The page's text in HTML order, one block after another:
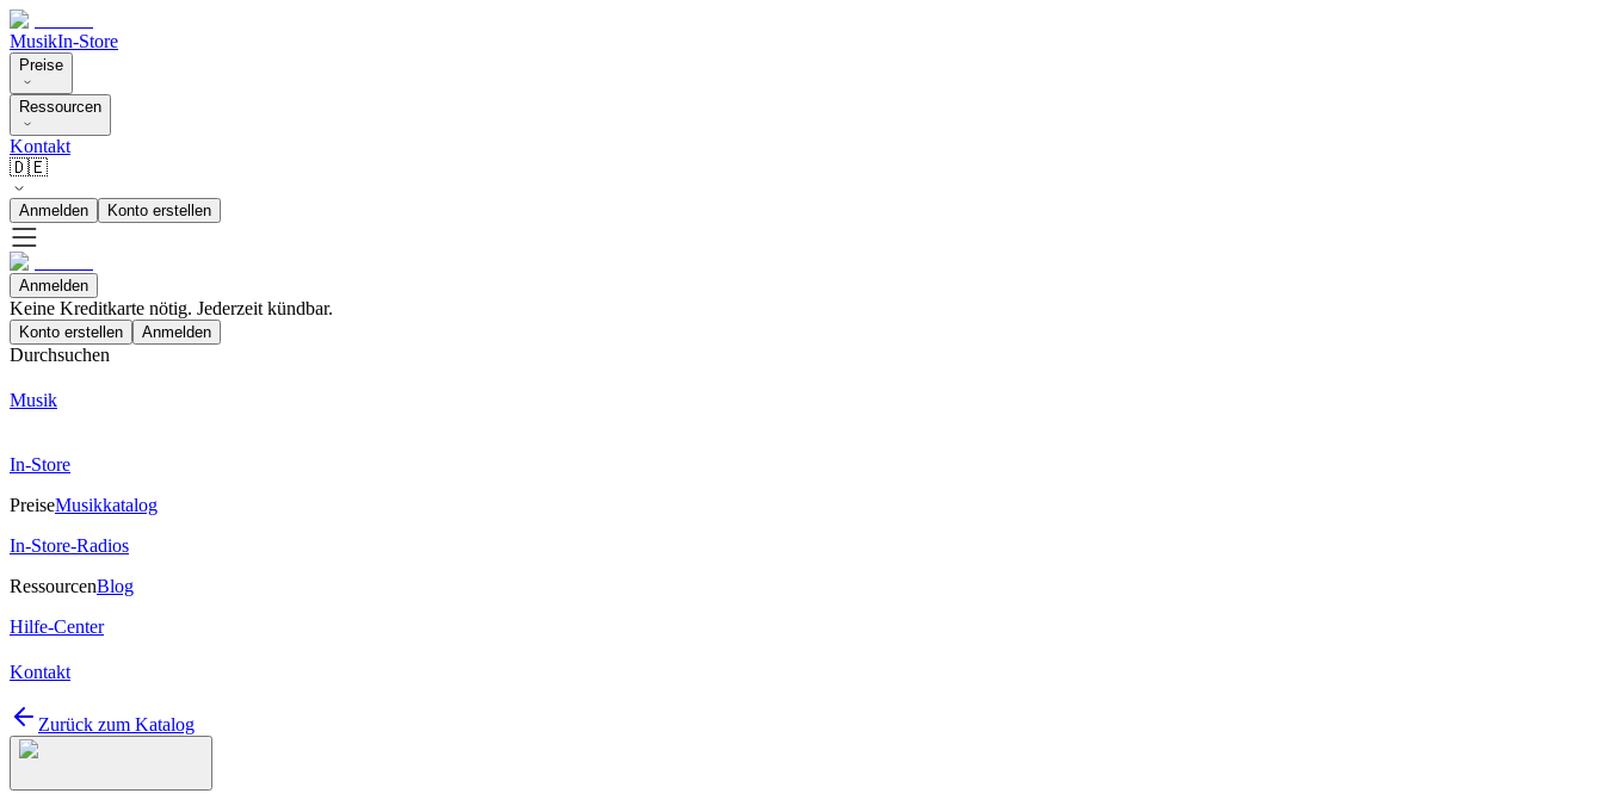
MusikIn-Store
Preise
Ressourcen
Kontakt
🇩🇪
Anmelden Konto erstellen
Anmelden
Keine Kreditkarte nötig. Jederzeit kündbar.
Konto erstellen Anmelden
Durchsuchen
Musik
In-Store
PreiseMusikkatalog
In-Store-Radios
RessourcenBlog
Hilfe-Center
Kontakt
Zurück zum Katalog